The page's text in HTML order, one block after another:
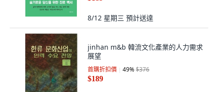
8/12 星期三 預計送達
jinhan m&b 韓流文化產業的人力需求
展望
首購折扣價 49%$376
$189